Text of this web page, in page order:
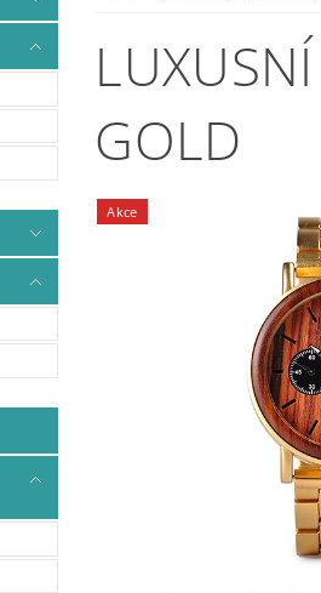
NA KUFRY
DŘEVĚNÉ MOTÝLKY
SE
ÚDAJŮ
OBCHODNÍ
GOLD
Akce